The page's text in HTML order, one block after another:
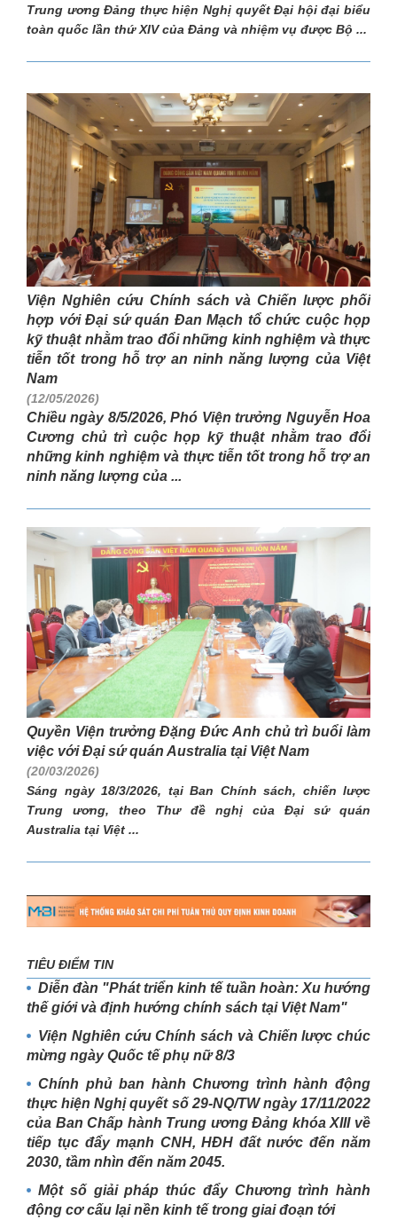
Trung ương Đảng thực hiện Nghị quyết Đại hội đại biểu
toàn quốc lần thứ XIV của Đảng và nhiệm vụ được Bộ ...
Viện Nghiên cứu Chính sách và Chiến lược phối
hợp với Đại sứ quán Đan Mạch tổ chức cuộc họp
kỹ thuật nhằm trao đổi những kinh nghiệm và thực
tiễn tốt trong hỗ trợ an ninh năng lượng của Việt
Nam
(12/05/2026)
Chiều ngày 8/5/2026, Phó Viện trưởng Nguyễn Hoa
Cương chủ trì cuộc họp kỹ thuật nhằm trao đổi
những kinh nghiệm và thực tiễn tốt trong hỗ trợ an
ninh năng lượng của ...
Quyền Viện trưởng Đặng Đức Anh chủ trì buổi làm
việc với Đại sứ quán Australia tại Việt Nam
(20/03/2026)
Sáng ngày 18/3/2026, tại Ban Chính sách, chiến lược
Trung ương, theo Thư đề nghị của Đại sứ quán
Australia tại Việt ...
TIÊU ĐIỂM TIN
Diễn đàn "Phát triển kinh tế tuần hoàn: Xu hướng
thế giới và định hướng chính sách tại Việt Nam"
Viện Nghiên cứu Chính sách và Chiến lược chúc
mừng ngày Quốc tế phụ nữ 8/3
Chính phủ ban hành Chương trình hành động
thực hiện Nghị quyết số 29-NQ/TW ngày 17/11/2022
của Ban Chấp hành Trung ương Đảng khóa XIII về
tiếp tục đẩy mạnh CNH, HĐH đất nước đến năm
2030, tầm nhìn đến năm 2045.
Một số giải pháp thúc đẩy Chương trình hành
động cơ cấu lại nền kinh tế trong giai đoạn tới